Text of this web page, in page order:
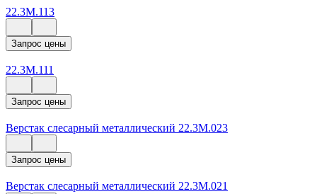
22.3М.113
Запрос цены
22.3М.111
Запрос цены
Верстак слесарный металлический 22.3М.023
Запрос цены
Верстак слесарный металлический 22.3М.021